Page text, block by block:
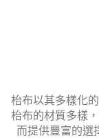
枱布以其多樣化
枱布的材質多樣
而提供豐富的選